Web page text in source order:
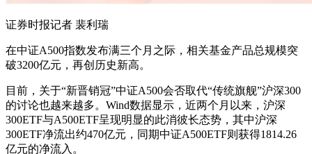
证券时报记者 裴利瑞
在中证A500指数发布满三个月之际，相关基金产品总规模突
破3200亿元，再创历史新高。
目前，关于“新晋销冠”中证A500会否取代“传统旗舰”沪深300
的讨论也越来越多。Wind数据显示，近两个月以来，沪深
300ETF与A500ETF呈现明显的此消彼长态势，其中沪深
300ETF净流出约470亿元，同期中证A500ETF则获得1814.26
亿元的净流入。